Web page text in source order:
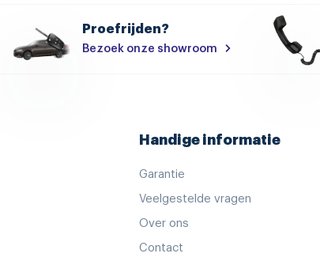
achteruitrijcamera
achteruitrijcamera
Proefrijden?
Bezoek onze showroom
Handige informatie
Garantie
Veelgestelde vragen
Over ons
Contact